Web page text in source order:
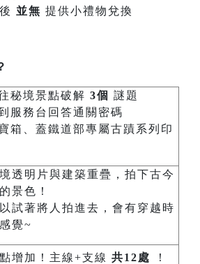
並無 提供小禮物兌換
秘境景點破解 3個 謎題
服務台回答通關密碼
箱、蓋鐵道部專屬古蹟系列印
透明片與建築重疊，拍下古今
景色！
試著將人拍進去，會有穿越時
覺~
增加！主線+支線 共12處
！